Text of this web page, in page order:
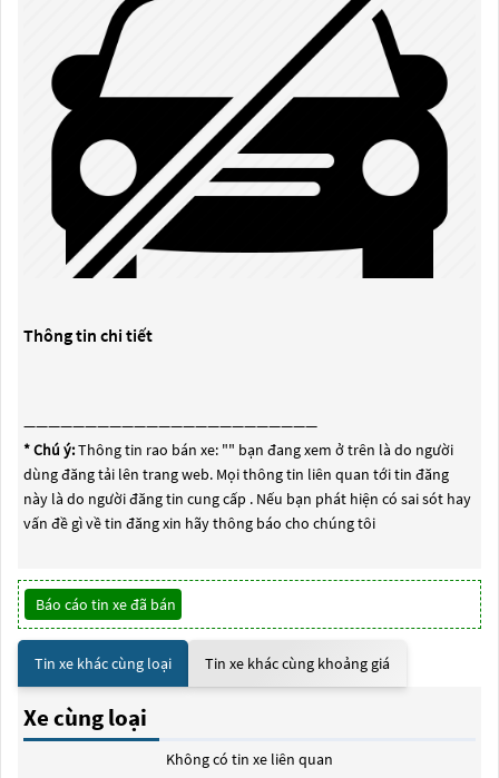
Thông tin chi tiết
————————————————————————
* Chú ý:Thông tin rao bán xe: "" bạn đang xem ở trên là do người
dùng đăng tải lên trang web. Mọi thông tin liên quan tới tin đăng
này là do người đăng tin cung cấp . Nếu bạn phát hiện có sai sót hay
vấn đề gì về tin đăng xin hãy thông báo cho chúng tôi
Báo cáo tin xe đã bán
Tin xe khác cùng loại Tin xe khác cùng khoảng giá
Xe cùng loại
Không có tin xe liên quan